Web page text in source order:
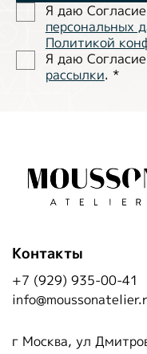
Я даю
персональных
Политиĸой
Я даю
рассылки. *
Контакты
+7 (929) 935-00-41
г Москва, ул